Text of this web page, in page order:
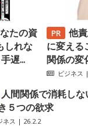
たの資
しれな
遅...
他
に変える
関係の変
ビジネス
人間関係で消耗し
５つの欲求
ネス | 26.2.2